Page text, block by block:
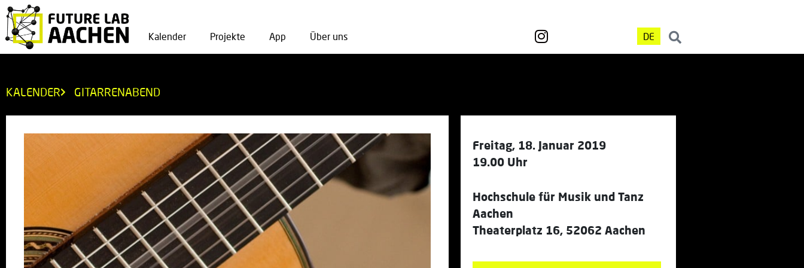
Kalender Projekte App Über uns DE
KALENDER GITARRENABEND
Freitag, 18. Januar 2019
19.00 Uhr
Hochschule für Musik und Tanz
Aachen
Theaterplatz 16, 52062 Aachen